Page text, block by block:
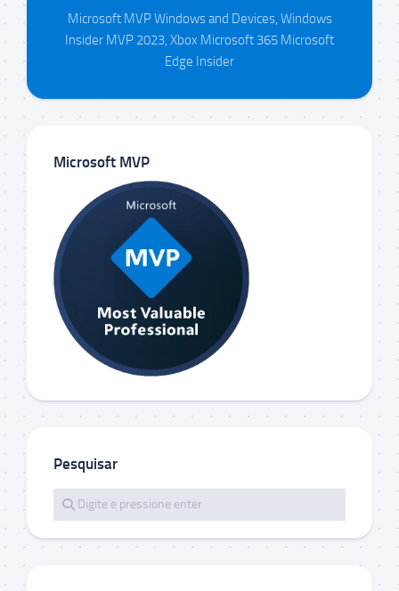
Microsoft MVP Windows and Devices, Windows
Insider MVP 2023, Xbox Microsoft 365 Microsoft
Edge Insider
Microsoft MVP
Pesquisar